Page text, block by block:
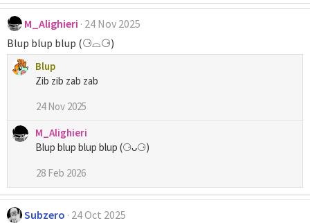
M_Alighieri 24 Nov 2025
Blup blup blup (⚆⌓⚆)
Blup
Zib zib zab zab
24 Nov 2025
M_Alighieri
Blup blup blup blup (⚆ᴗ⚆)
28 Feb 2026
Subzero 24 Oct 2025